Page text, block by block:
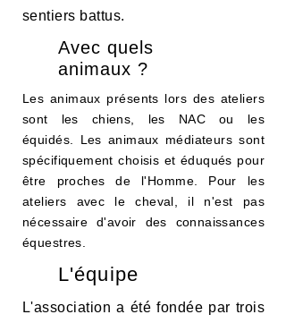
sentiers battus.
Avec quels
animaux ?
Les animaux présents lors des ateliers
sont les chiens, les NAC ou les
équidés. Les animaux médiateurs sont
spécifiquement choisis et éduqués pour
être proches de l'Homme. Pour les
ateliers avec le cheval, il n'est pas
nécessaire d'avoir des connaissances
équestres.
L'équipe
L'association a été fondée par trois